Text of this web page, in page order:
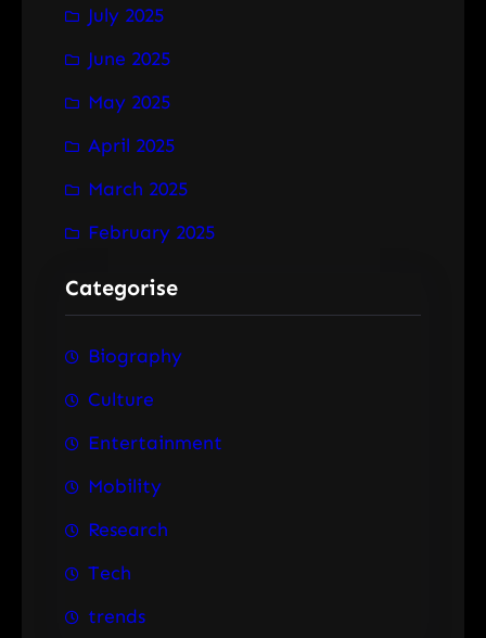
July 2025
June 2025
May 2025
April 2025
March 2025
February 2025
Categorise
Biography
Culture
Entertainment
Mobility
Research
Tech
trends